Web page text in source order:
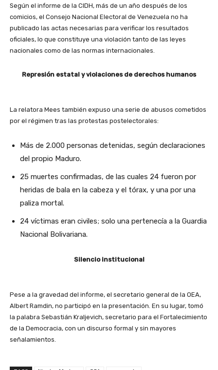
Según el informe de la CIDH, más de un año después de los
comicios, el Consejo Nacional Electoral de Venezuela no ha
publicado las actas necesarias para verificar los resultados
oficiales, lo que constituye una violación tanto de las leyes
nacionales como de las normas internacionales.
Represión estatal y violaciones de derechos humanos
La relatora Mees también expuso una serie de abusos cometidos
por el régimen tras las protestas postelectorales:
Más de 2.000 personas detenidas, según declaraciones
del propio Maduro.
25 muertes confirmadas, de las cuales 24 fueron por
heridas de bala en la cabeza y el tórax, y una por una
paliza mortal.
24 víctimas eran civiles; solo una pertenecía a la Guardia
Nacional Bolivariana.
Silencio institucional
Pese a la gravedad del informe, el secretario general de la OEA,
Albert Ramdin, no participó en la presentación. En su lugar, tomó
la palabra Sebastián Kraljevich, secretario para el Fortalecimiento
de la Democracia, con un discurso formal y sin mayores
señalamientos.